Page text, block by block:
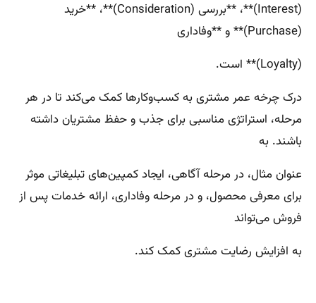
(Interest)**، **بررسی (Consideration)**، **خرید
(Purchase)** و **وفاداری
(Loyalty)** است.
درک چرخه عمر مشتری به کسب‌وکارها کمک می‌کند تا در هر
مرحله، استراتژی مناسبی برای جذب و حفظ مشتریان داشته
باشند. به
عنوان مثال، در مرحله آگاهی، ایجاد کمپین‌های تبلیغاتی موثر
برای معرفی محصول، و در مرحله وفاداری، ارائه خدمات پس از
فروش می‌تواند
به افزایش رضایت مشتری کمک کند.